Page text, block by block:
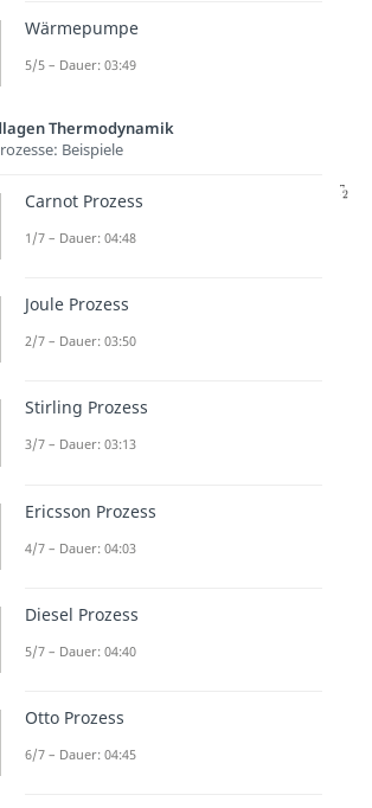
m = Masse [kg]
p = Druck [Pa]
Anders als bei der isochoren und
dieserTermnun
proportional
nachdemwelche Größe
suchen, können wir dann die
Wärmepumpe
5/5 – Dauer: 03:49
Thermodynamik
Beispiele
Carnot Prozess
1/7 – Dauer: 04:48
Joule Prozess
2/7 – Dauer: 03:50
Stirling Prozess
3/7 – Dauer: 03:13
Ericsson Prozess
4/7 – Dauer: 04:03
Diesel Prozess
5/7 – Dauer: 04:40
Otto Prozess
6/7 – Dauer: 04:45